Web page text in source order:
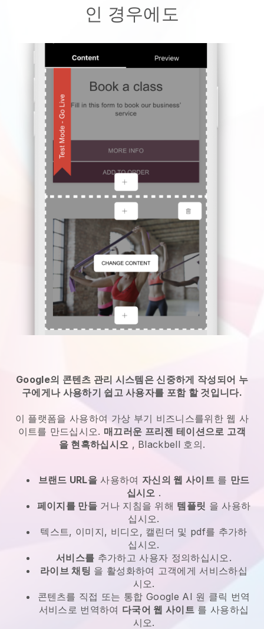
인 경우에도
Google의 콘텐츠 관리 시스템은 신중하게 작성되어 누
구에게나 사용하기 쉽고 사용자를 포함 할 것입니다.
이 플랫폼을 사용하여 가상 부기 비즈니스를위한 웹 사
이트를 만드십시오. 매끄러운 프리젠 테이션으로 고객
을 현혹하십시오 , Blackbell 호의.
브랜드 URL을 사용하여 자신의 웹 사이트를 만드
십시오 .
페이지를 만들거나 지침을 위해 템플릿 을 사용하
십시오.
텍스트, 이미지, 비디오, 캘린더 및 pdf를 추가하
십시오.
서비스를 추가하고 사용자 정의하십시오.
라이브 채팅 을 활성화하여 고객에게 서비스하십
시오.
콘텐츠를 직접 또는 통합 Google AI 원 클릭 번역
서비스로 번역하여 다국어 웹 사이트를 사용하십
시오.